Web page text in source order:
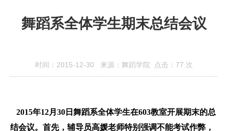
舞蹈系全体学生期末总结会议
时间：2015-12-30 来源：舞蹈学院 点击： 77 次
2015年12月 30 日舞蹈系全体学生在603教室开展期末的总
结会议。首先，辅导员高媛老师特别强调不能考试作弊，